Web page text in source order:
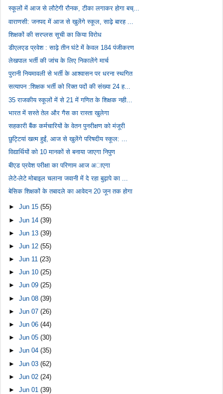
स्कूलों में आज से लौटेगी रौनक, टीका लगाकर होगा बच्...
वाराणसी: जनपद में आज से खुलेंगे स्कूल, साढ़े बारह ...
शिक्षकों की सरप्लस सूची का किया विरोध
डीएलएड प्रवेश : साढ़े तीन घंटे में केवल 184 पंजीकरण
लेखपाल भर्ती की जांच के लिए निकालेंगे मार्च
पुरानी नियमावली से भर्ती के आश्वासन पर धरना स्थगित
सत्यापन :शिक्षक भर्ती को रिक्त पदों की संख्या 24 ह...
35 राजकीय स्कूलों में से 21 में गणित के शिक्षक नही...
भारत में सस्ते तेल और गैस का रास्ता खुलेगा
सहकारी बैंक कर्मचारियों के वेतन पुनरीक्षण को मंजूरी
छुट्टियां खत्म हुईं, आज से खुलेंगे परिषदीय स्कूल: ...
विद्यार्थियों को 10 मानकों से बनाया जाएगा निपुण
बीएड प्रवेश परीक्षा का परिणाम आज अाएगा
लेटे-लेटे मोबाइल चलाना जवानी में दे रहा बुढ़ापे का ...
बेसिक शिक्षकों के तबादले का आवेदन 20 जून तक होगा
►Jun 15(55)
►Jun 14(39)
►Jun 13(39)
►Jun 12(55)
►Jun 11(23)
►Jun 10(25)
►Jun 09(25)
►Jun 08(39)
►Jun 07(26)
►Jun 06(44)
►Jun 05(30)
►Jun 04(35)
►Jun 03(62)
►Jun 02(24)
►Jun 01(39)